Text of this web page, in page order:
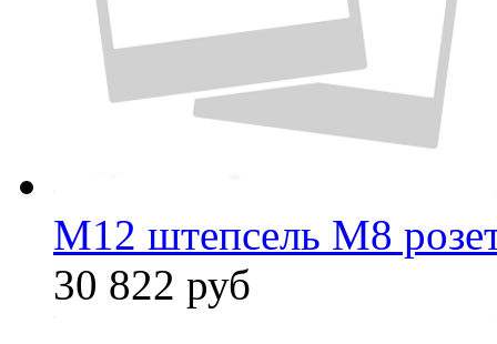
M12 штепсель M8
30 822 руб